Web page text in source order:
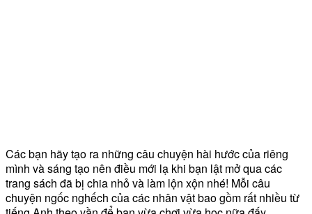
Các bạn hãy tạo ra những câu chuyện hài hước của riêng
mình và sáng tạo nên điều mới lạ khi bạn lật mở qua các
trang sách đã bị chia nhỏ và làm lộn xộn nhé! Mỗi câu
chuyện ngốc nghếch của các nhân vật bao gồm rất nhiều từ